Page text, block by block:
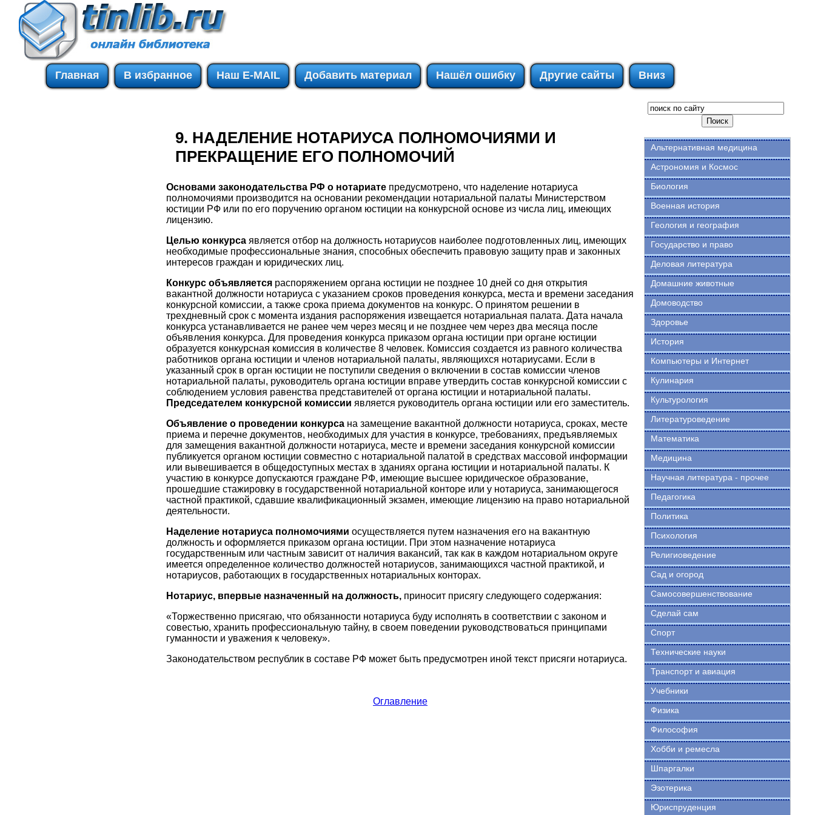
Главная В избранное Наш E-MAIL Добавить материал Нашёл ошибку Другие сайты Вниз
9. НАДЕЛЕНИЕ НОТАРИУСА ПОЛНОМОЧИЯМИ И
ПРЕКРАЩЕНИЕ ЕГО ПОЛНОМОЧИЙ
Основами законодательства РФ о нотариате предусмотрено, что наделение нотариуса
полномочиями производится на основании рекомендации нотариальной палаты Министерством
юстиции РФ или по его поручению органом юстиции на конкурсной основе из числа лиц, имеющих
лицензию.
Целью конкурса является отбор на должность нотариусов наиболее подготовленных лиц, имеющих
необходимые профессиональные знания, способных обеспечить правовую защиту прав и законных
интересов граждан и юридических лиц.
Конкурс объявляется распоряжением органа юстиции не позднее 10 дней со дня открытия
вакантной должности нотариуса с указанием сроков проведения конкурса, места и времени заседания
конкурсной комиссии, а также срока приема документов на конкурс. О принятом решении в
трехдневный срок с момента издания распоряжения извещается нотариальная палата. Дата начала
конкурса устанавливается не ранее чем через месяц и не позднее чем через два месяца после
объявления конкурса. Для проведения конкурса приказом органа юстиции при органе юстиции
образуется конкурсная комиссия в количестве 8 человек. Комиссия создается из равного количества
работников органа юстиции и членов нотариальной палаты, являющихся нотариусами. Если в
указанный срок в орган юстиции не поступили сведения о включении в состав комиссии членов
нотариальной палаты, руководитель органа юстиции вправе утвердить состав конкурсной комиссии с
соблюдением условия равенства представителей от органа юстиции и нотариальной палаты.
Председателем конкурсной комиссии является руководитель органа юстиции или его заместитель.
Объявление о проведении конкурса на замещение вакантной должности нотариуса, сроках, месте
приема и перечне документов, необходимых для участия в конкурсе, требованиях, предъявляемых
для замещения вакантной должности нотариуса, месте и времени заседания конкурсной комиссии
публикуется органом юстиции совместно с нотариальной палатой в средствах массовой информации
или вывешивается в общедоступных местах в зданиях органа юстиции и нотариальной палаты. К
участию в конкурсе допускаются граждане РФ, имеющие высшее юридическое образование,
прошедшие стажировку в государственной нотариальной конторе или у нотариуса, занимающегося
частной практикой, сдавшие квалификационный экзамен, имеющие лицензию на право нотариальной
деятельности.
Наделение нотариуса полномочиями осуществляется путем назначения его на вакантную
должность и оформляется приказом органа юстиции. При этом назначение нотариуса
государственным или частным зависит от наличия вакансий, так как в каждом нотариальном округе
имеется определенное количество должностей нотариусов, занимающихся частной практикой, и
нотариусов, работающих в государственных нотариальных конторах.
Нотариус, впервые назначенный на должность, приносит присягу следующего содержания:
«Торжественно присягаю, что обязанности нотариуса буду исполнять в соответствии с законом и
совестью, хранить профессиональную тайну, в своем поведении руководствоваться принципами
гуманности и уважения к человеку».
Законодательством республик в составе РФ может быть предусмотрен иной текст присяги нотариуса.
Оглавление
Альтернативная медицина
Астрономия и Космос
Биология
Военная история
Геология и география
Государство и право
Деловая литература
Домашние животные
Домоводство
Здоровье
История
Компьютеры и Интернет
Кулинария
Культурология
Литературоведение
Математика
Медицина
Научная литература - прочее
Педагогика
Политика
Психология
Религиоведение
Сад и огород
Самосовершенствование
Сделай сам
Спорт
Технические науки
Транспорт и авиация
Учебники
Физика
Философия
Хобби и ремесла
Шпаргалки
Эзотерика
Юриспруденция